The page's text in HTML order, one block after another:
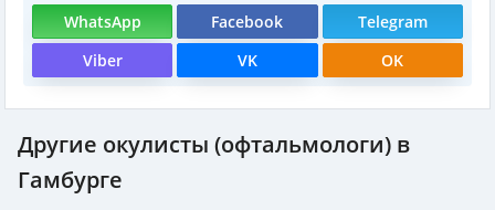
WhatsApp Facebook
Telegram
Viber
VK OK
Другие окулисты (офтальмологи) в
Гамбурге